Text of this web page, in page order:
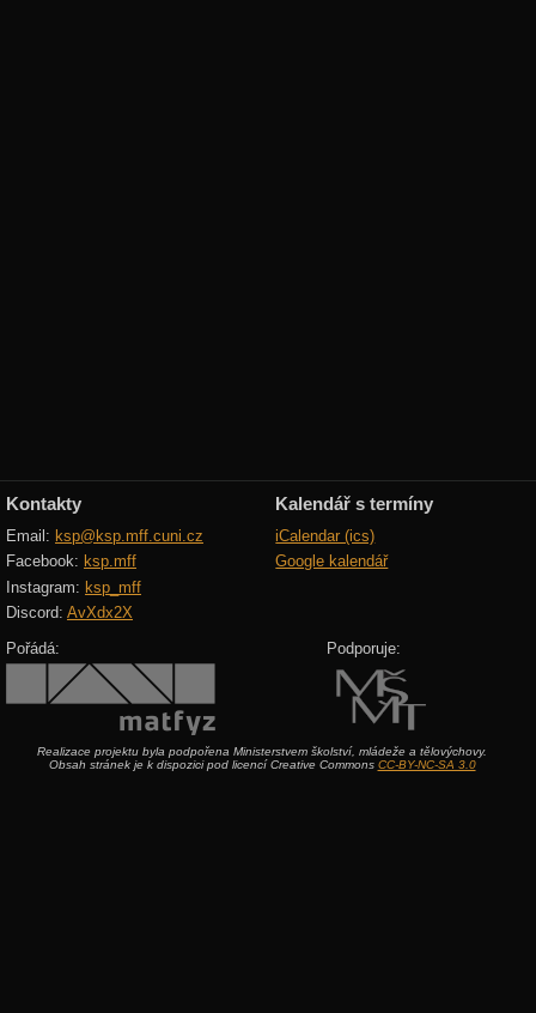
Kontakty
Email: ksp@ksp.mff.cuni.cz
Facebook: ksp.mff
Instagram: ksp_mff
Discord: AvXdx2X
Kalendář s termíny
iCalendar (ics)
Google kalendář
Pořádá: Podporuje:
Realizace projektu byla podpořena Ministerstvem školství, mládeže a tělovýchovy.
Obsah stránek je k dispozici pod licencí Creative Commons CC-BY-NC-SA 3.0